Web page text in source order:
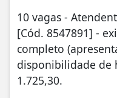
10 vagas -
[Cód. 8547891] -
completo
disponibilidade de
1.725,30.